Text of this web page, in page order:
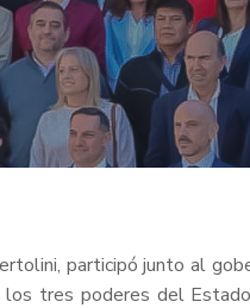
participó junto al
los tres poderes del